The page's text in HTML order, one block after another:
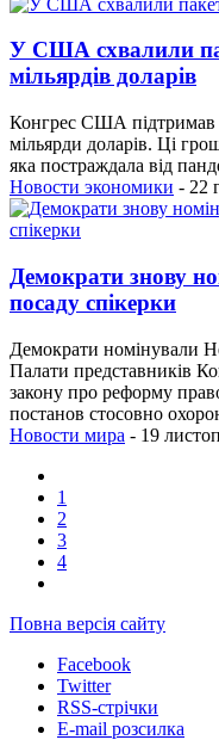
У США схвалили
мільярдів доларів
Конгрес США підтримав
мільярди доларів. Ці
яка постраждала від
Новости экономики - 22
Демократи знову
посаду спікерки
Демократи номінували
Палати представників
закону про реформу
постанов стосовно
Новости мира - 19
1
2
3
4
Повна версія сайту
Facebook
Twitter
RSS-стрічки
E-mail розсилка